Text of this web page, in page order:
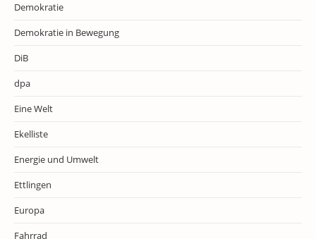
Demokratie
Demokratie in Bewegung
DiB
dpa
Eine Welt
Ekelliste
Energie und Umwelt
Ettlingen
Europa
Fahrrad